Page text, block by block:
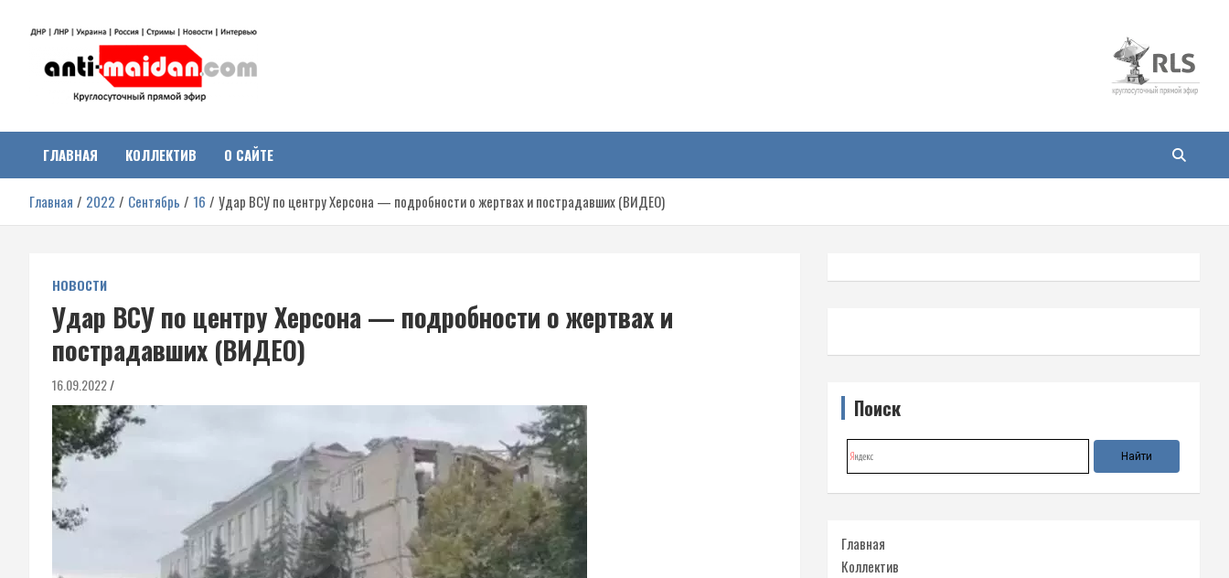
Антимайдан:
Гражданская война на
Украине
о гражданской войне на Украине, включая события в Новороссии,
ДНР, ЛНР и других регионах.
ГЛАВНАЯ КОЛЛЕКТИВ О САЙТЕ
Главная 2022 Сентябрь 16 Удар ВСУ по центру Херсона — подробности о жертвах и пострадавших (ВИДЕО)
НОВОСТИ
Удар ВСУ по центру Херсона — подробности о жертвах и
пострадавших (ВИДЕО)
16.09.2022
Поиск
Главная
Коллектив